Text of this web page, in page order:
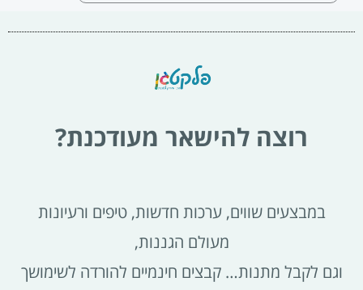
רוצה להישאר מעודכנת?
במבצעים שווים, ערכות חדשות, טיפים ורעיונות
מעולם הגננות,
וגם לקבל מתנות… קבצים חינמיים להורדה לשימושך